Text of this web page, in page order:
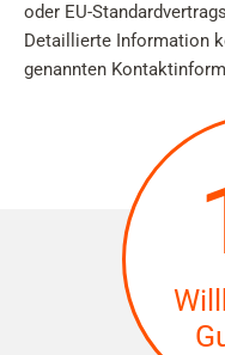
oder EU-
Detaillierte Information
genannten